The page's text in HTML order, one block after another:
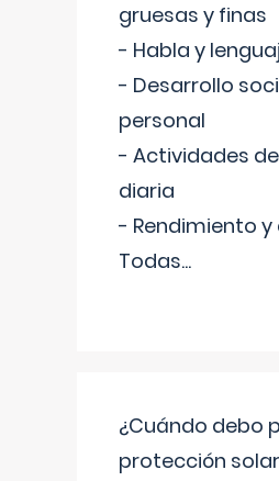
gruesas y finas
- Habla y
- Desarrollo
personal
- Actividades
diaria
- Rendimiento
Todas...
¿Cuándo debo
protección